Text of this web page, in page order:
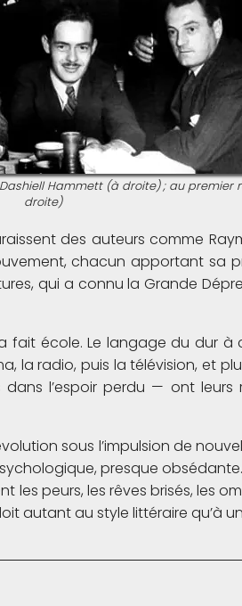
Hammett (à droite) ; au
droite)
des auteurs comme
chacun apportant sa
qui a connu la Grande
fait école. Le langage du dur
la radio, puis la télévision, et
l’espoir perdu — ont
sous l’impulsion de
presque
peurs, les rêves brisés, les
autant au style littéraire qu’à